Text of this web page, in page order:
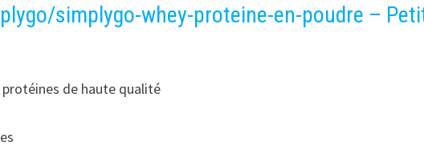
simplygo-whey-proteine-en-poudre –
de haute qualité